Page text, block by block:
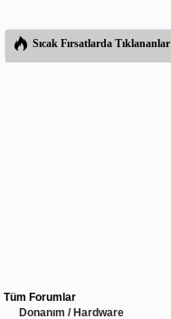
Sıcak Fırsatlarda Tıklananlar
Tüm Forumlar
Donanım / Hardware